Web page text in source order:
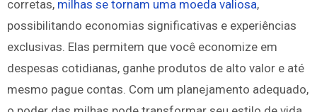
corretas, milhas se tornam uma moeda valiosa,
possibilitando economias significativas e experiências
exclusivas. Elas permitem que você economize em
despesas cotidianas, ganhe produtos de alto valor e até
mesmo pague contas. Com um planejamento adequado,